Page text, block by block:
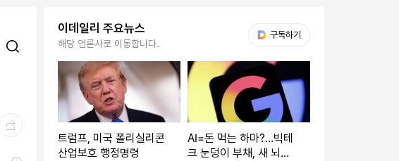
이데일리 주요뉴스
해당 언론사로 이동합니다.
구독하기
트럼프, 미국 폴리실리콘
산업보호 행정명령
AI=돈 먹는 하마?…빅테
크 눈덩이 부채, 새 뇌관